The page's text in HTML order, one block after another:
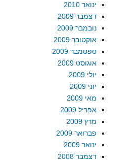
ינואר 2010
דצמבר 2009
נובמבר 2009
אוקטובר 2009
ספטמבר 2009
אוגוסט 2009
יולי 2009
יוני 2009
מאי 2009
אפריל 2009
מרץ 2009
פברואר 2009
ינואר 2009
דצמבר 2008